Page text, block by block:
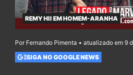
REMY HII EM HOMEM-ARANHA
Por Fernando Pimenta • atualizado em 9
SIGA NO GOOGLE NEWS